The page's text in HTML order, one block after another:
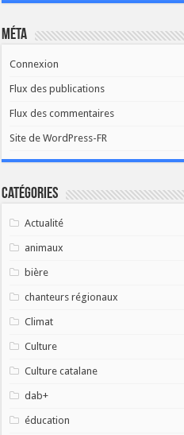
Méta
Connexion
Flux des publications
Flux des commentaires
Site de WordPress-FR
Catégories
Actualité
animaux
bière
chanteurs régionaux
Climat
Culture
Culture catalane
dab+
éducation